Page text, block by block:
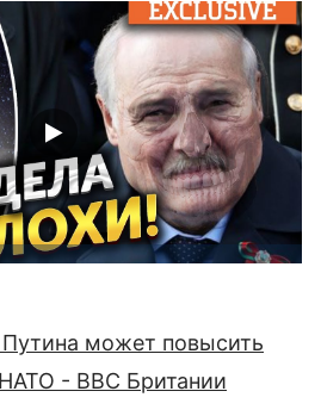
может повысить
- ВВС Британии